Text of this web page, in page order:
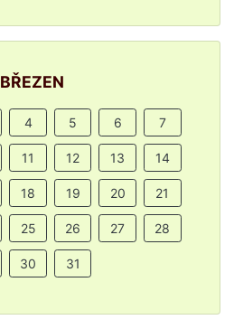
BŘEZEN
4 5 6 7
11 12 13 14
18 19 20 21
25 26 27 28
30 31